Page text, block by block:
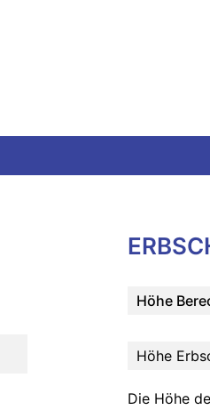
Höhe
Höhe
Die Höhe